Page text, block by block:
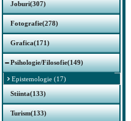
Joburi(307)
Fotografie(278)
Grafica(171)
Psihologie/Filosofie(149)
Epistemologie (17)
Stiinta(133)
Turism(133)